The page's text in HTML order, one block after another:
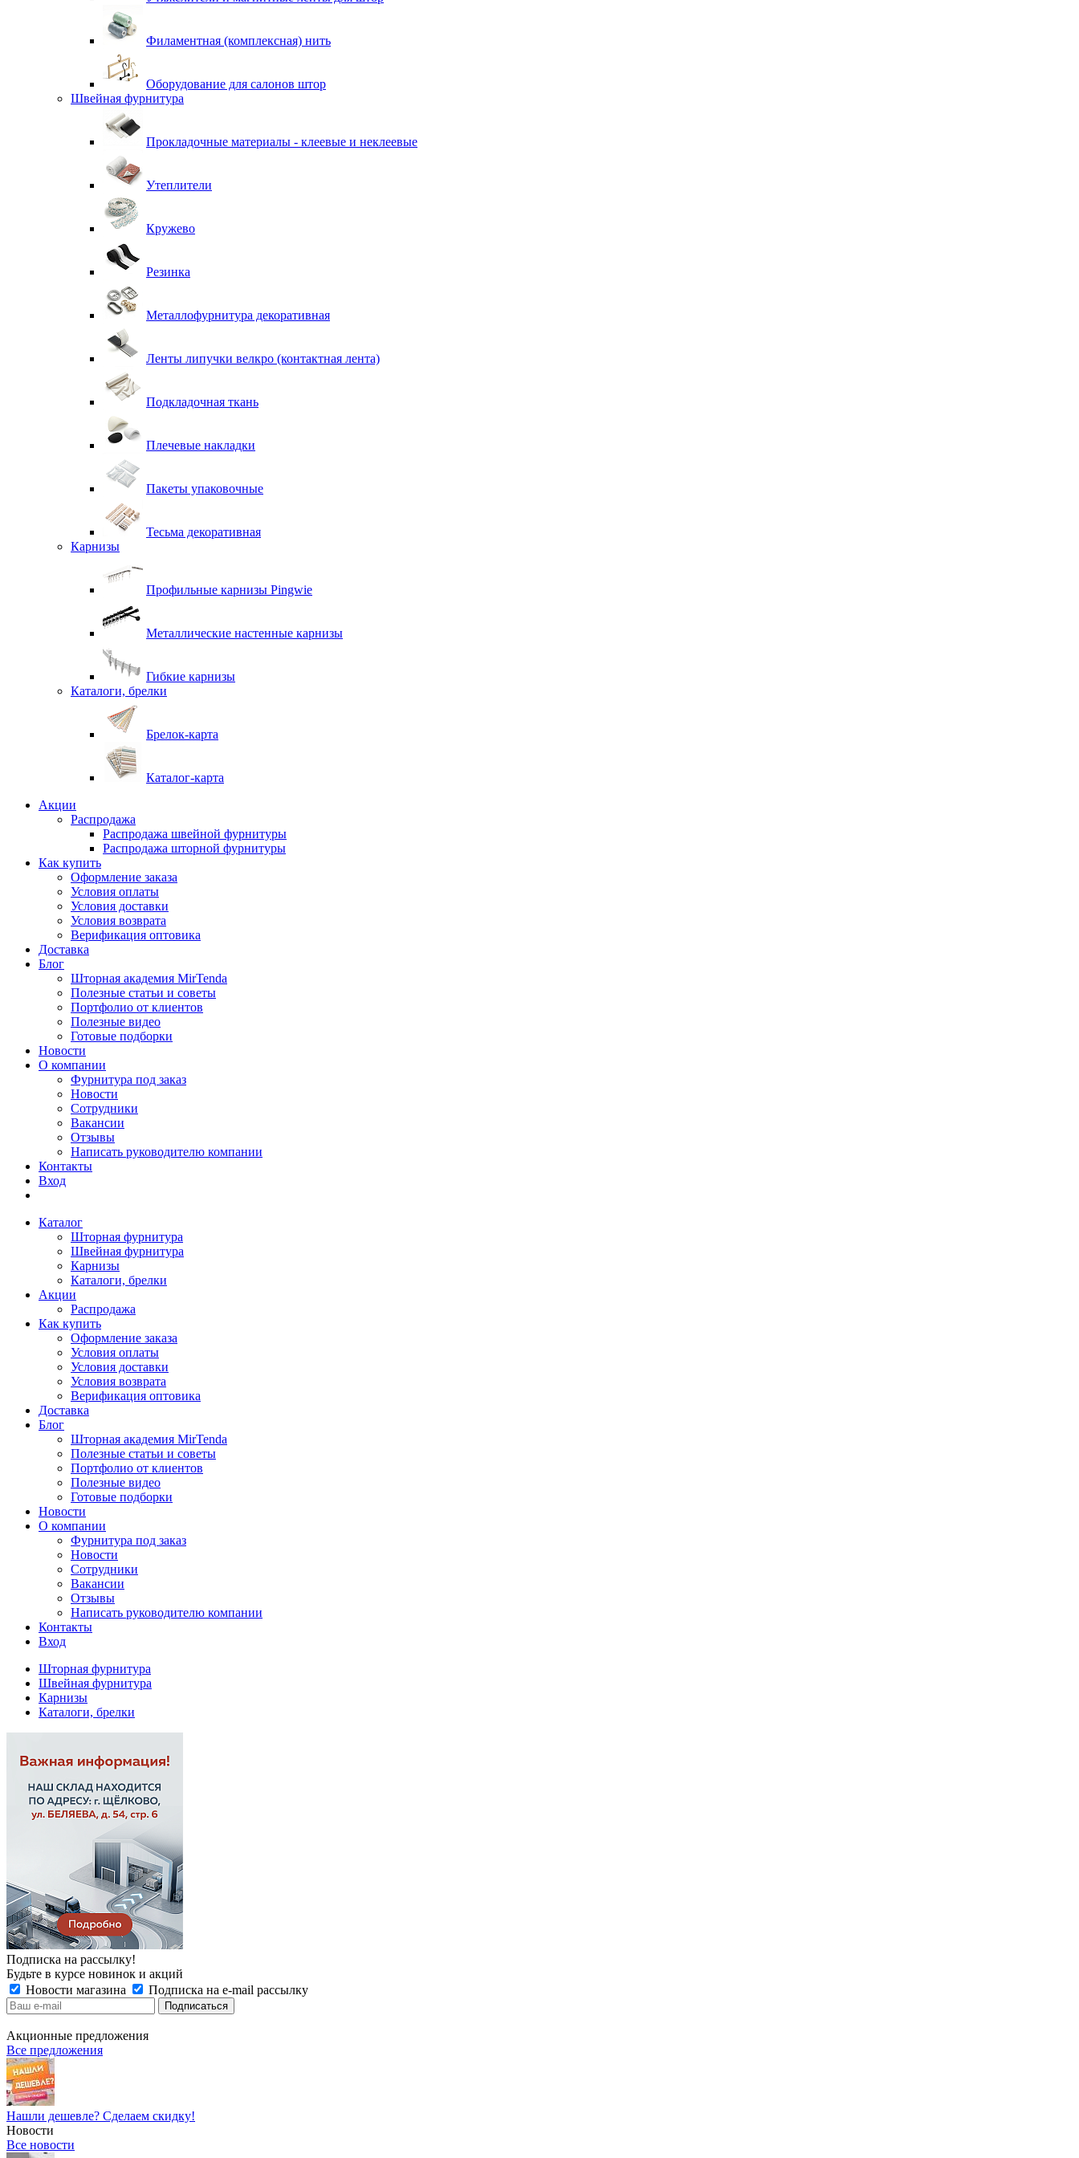
Филаментная (комплексная) нить
Оборудование для салонов штор
Швейная фурнитура
Прокладочные материалы - клеевые и неклеевые
Утеплители
Кружево
Резинка
Металлофурнитура декоративная
Ленты липучки велкро (контактная лента)
Подкладочная ткань
Плечевые накладки
Пакеты упаковочные
Тесьма декоративная
Карнизы
Профильные карнизы Pingwie
Металлические настенные карнизы
Гибкие карнизы
Каталоги, брелки
Брелок-карта
Каталог-карта
Акции
Распродажа
Распродажа швейной фурнитуры
Распродажа шторной фурнитуры
Как купить
Оформление заказа
Условия оплаты
Условия доставки
Условия возврата
Верификация оптовика
Доставка
Блог
Шторная академия MirTenda
Полезные статьи и советы
Портфолио от клиентов
Полезные видео
Готовые подборки
Новости
О компании
Фурнитура под заказ
Новости
Сотрудники
Вакансии
Отзывы
Написать руководителю компании
Контакты
Вход
Каталог
Шторная фурнитура
Швейная фурнитура
Карнизы
Каталоги, брелки
Акции
Распродажа
Как купить
Оформление заказа
Условия оплаты
Условия доставки
Условия возврата
Верификация оптовика
Доставка
Блог
Шторная академия MirTenda
Полезные статьи и советы
Портфолио от клиентов
Полезные видео
Готовые подборки
Новости
О компании
Фурнитура под заказ
Новости
Сотрудники
Вакансии
Отзывы
Написать руководителю компании
Контакты
Вход
Шторная фурнитура
Швейная фурнитура
Карнизы
Каталоги, брелки
Подписка на рассылку!
Будьте в курсе новинок и акций
Новости магазина
Подписка на e-mail рассылку
Акционные предложения
Все предложения
Нашли дешевле? Сделаем скидку!
Новости
Все новости